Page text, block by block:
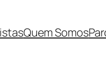
Quem Somos